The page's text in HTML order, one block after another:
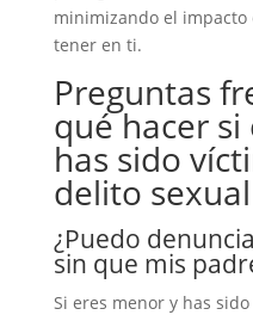
minimizando el impacto
tener en ti.
Preguntas
qué hacer
has sido
delito sexual
¿Puedo
sin que mis
Si eres menor y has